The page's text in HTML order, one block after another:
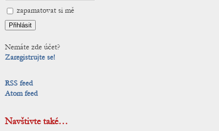
zapamatovat si mě
Nemáte zde účet?
Zaregistrujte se!
RSS feed
Atom feed
Navštivte také…